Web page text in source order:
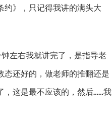
约》，只记得我讲的满头大
左右我就讲完了，是指导老
态还好的，做老师的推翻还是
，这是最不应该的，然后……我